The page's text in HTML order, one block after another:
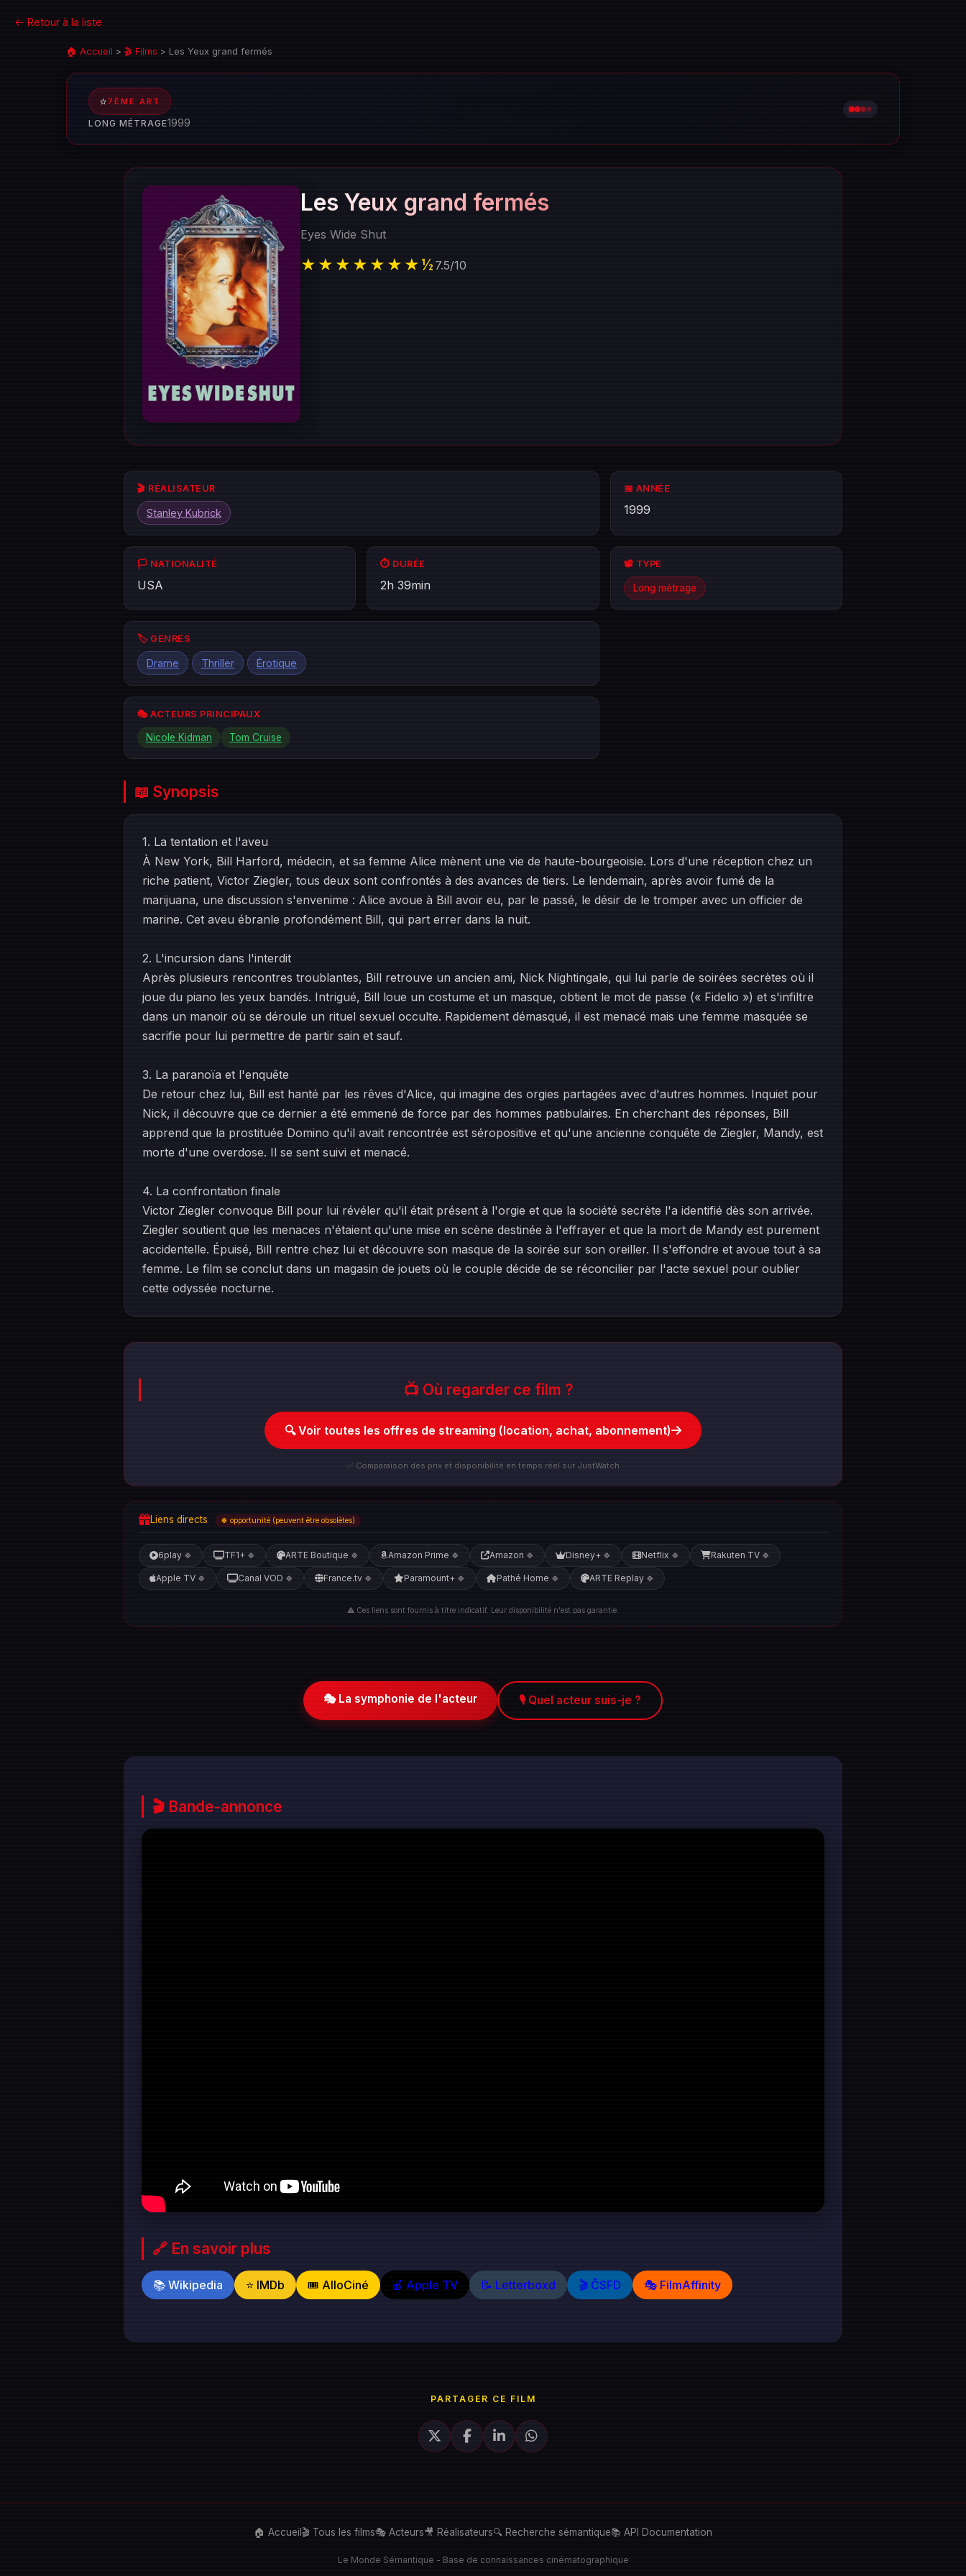
← Retour à la liste
🏠 Accueil > 🎬 Films > Les Yeux grand fermés
⭐7ÈME ART
LONG MÉTRAGE1999
Les Yeux grand fermés
Eyes Wide Shut
★★★★★★★½ 7.5/10
🎬 RÉALISATEUR
Stanley Kubrick
📅 ANNÉE
1999
🏳️ NATIONALITÉ
USA
⏱️ DURÉE
2h 39min
📽️ TYPE
Long métrage
🏷️ GENRES
Drame Thriller Érotique
🎭 ACTEURS PRINCIPAUX
Nicole Kidman Tom Cruise
📖 Synopsis
1. La tentation et l'aveu
À New York, Bill Harford, médecin, et sa femme Alice mènent une vie de haute-bourgeoisie. Lors d'une réception chez un
riche patient, Victor Ziegler, tous deux sont confrontés à des avances de tiers. Le lendemain, après avoir fumé de la
marijuana, une discussion s'envenime : Alice avoue à Bill avoir eu, par le passé, le désir de le tromper avec un officier de
marine. Cet aveu ébranle profondément Bill, qui part errer dans la nuit.
2. L'incursion dans l'interdit
Après plusieurs rencontres troublantes, Bill retrouve un ancien ami, Nick Nightingale, qui lui parle de soirées secrètes où il
joue du piano les yeux bandés. Intrigué, Bill loue un costume et un masque, obtient le mot de passe (« Fidelio ») et s'infiltre
dans un manoir où se déroule un rituel sexuel occulte. Rapidement démasqué, il est menacé mais une femme masquée se
sacrifie pour lui permettre de partir sain et sauf.
3. La paranoïa et l'enquête
De retour chez lui, Bill est hanté par les rêves d'Alice, qui imagine des orgies partagées avec d'autres hommes. Inquiet pour
Nick, il découvre que ce dernier a été emmené de force par des hommes patibulaires. En cherchant des réponses, Bill
apprend que la prostituée Domino qu'il avait rencontrée est séropositive et qu'une ancienne conquête de Ziegler, Mandy, est
morte d'une overdose. Il se sent suivi et menacé.
4. La confrontation finale
Victor Ziegler convoque Bill pour lui révéler qu'il était présent à l'orgie et que la société secrète l'a identifié dès son arrivée.
Ziegler soutient que les menaces n'étaient qu'une mise en scène destinée à l'effrayer et que la mort de Mandy est purement
accidentelle. Épuisé, Bill rentre chez lui et découvre son masque de la soirée sur son oreiller. Il s'effondre et avoue tout à sa
femme. Le film se conclut dans un magasin de jouets où le couple décide de se réconcilier par l'acte sexuel pour oublier
cette odyssée nocturne.
📺 Où regarder ce film ?
🔍 Voir toutes les offres de streaming (location, achat, abonnement)
✅ Comparaison des prix et disponibilité en temps réel sur JustWatch
Liens directs 🍀 opportunité (peuvent être obsolètes)
6play 🍀 TF1+ 🍀 ARTE Boutique 🍀 Amazon Prime 🍀 Amazon 🍀 Disney+ 🍀 Netflix 🍀 Rakuten TV 🍀
Apple TV 🍀 Canal VOD 🍀 France.tv 🍀 Paramount+ 🍀 Pathé Home 🍀 ARTE Replay 🍀
⚠️ Ces liens sont fournis à titre indicatif. Leur disponibilité n'est pas garantie.
🎭 La symphonie de l'acteur 🎙️ Quel acteur suis-je ?
🎬 Bande-annonce
🔗 En savoir plus
📚 Wikipedia ⭐ IMDb 🎟️ AlloCiné 🍎 Apple TV 📝 Letterboxd 🎬 ČSFD 🎭 FilmAffinity
PARTAGER CE FILM
🏠 Accueil 🎬 Tous les films🎭 Acteurs🎥 Réalisateurs🔍 Recherche sémantique📚 API Documentation
Le Monde Sémantique - Base de connaissances cinématographique